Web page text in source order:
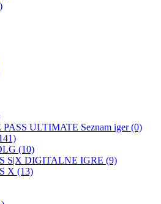
ULTIMATE Seznam iger (0)
(10)
S|X DIGITALNE IGRE (9)
X (13)